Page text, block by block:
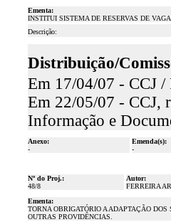
Ementa:
INSTITUI SISTEMA DE RESERVAS DE
Descrição:
Distribuição/
Em 17/04/07 - CCJ /
Em 22/05/07 - CCJ,
Informação e
Anexo:
-
Emenda(s):
-
Nº do Proj.:
48/8
Autor:
FERREIRA
Ementa:
TORNA OBRIGATÓRIO A ADAPTAÇÃO
OUTRAS PROVIDÊNCIAS.